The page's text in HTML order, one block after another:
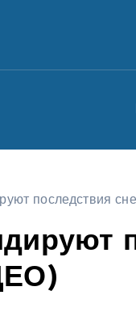
последствия